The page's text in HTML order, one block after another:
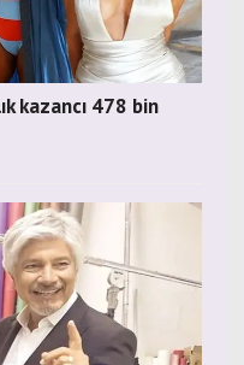
kazancı 478 bin